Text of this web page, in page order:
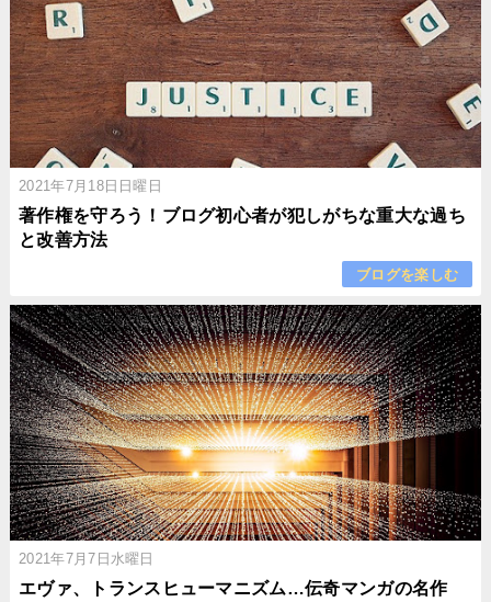
2021年7月18日日曜日
著作権を守ろう！ブログ初心者が犯しがちな重大な過ち
と改善方法
ブログを楽しむ
2021年7月7日水曜日
エヴァ、トランスヒューマニズム…伝奇マンガの名作